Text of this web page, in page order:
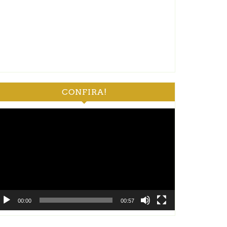
CONFIRA!
00:00 00:57